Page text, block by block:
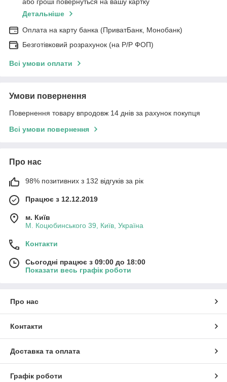
або гроші повернуться на вашу картку
Детальніше
Оплата на карту банка (ПриватБанк, Монобанк)
Безготівковий розрахунок (на Р/Р ФОП)
Всі умови оплати
Умови повернення
Повернення товару впродовж 14 днів за рахунок покупця
Всі умови повернення
Про нас
98% позитивних з 132 відгуків за рік
Працює з 12.12.2019
м. Київ
М. Коцюбинського 39, Київ, Україна
Контакти
Сьогодні працює з 09:00 до 18:00
Показати весь графік роботи
Про нас
Контакти
Доставка та оплата
Графік роботи